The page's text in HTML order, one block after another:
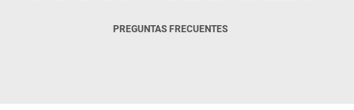
PREGUNTAS FRECUENTES